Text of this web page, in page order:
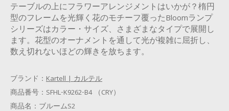
テーブルの上にフラワーアレンジメントはいかが？楕円
型のフレームを光輝く花のモチーフ覆ったBloomランプ
シリーズはカラー・サイズ、さまざまなタイプで展開し
ます。花型のオーナメントを通して光が複雑に屈折し、
数え切れないほどの輝きを放ちます。
ブランド： Kartell | カルテル
商品番号： SFHL-K9262-B4 （CRY）
商品名： ブルームS2